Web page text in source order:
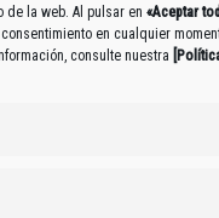
la web. Al pulsar en «Aceptar
en cualquier
consulte nuestra
pdf para descargar.